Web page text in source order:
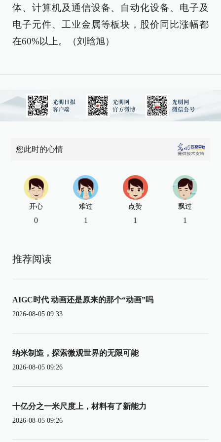
体、计算机及通信设备、自动化设备、电子及
电子元件、工业金属等板块，股价同比涨幅都
在60%以上。（刘晗旭）
您此时的心情
开心
0
难过
1
点赞
1
飘过
1
推荐阅读
AIGC时代 动画还是原来的那个“动画”吗
2026-08-05 09:33
纳米制造，探索微观世界的无限可能
2026-08-05 09:26
十亿分之一米尺度上，材料有了新能力
2026-08-05 09:26